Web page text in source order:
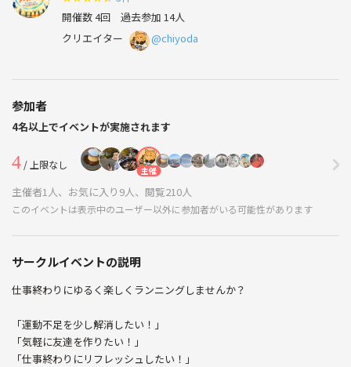
開催数 4回 過去参加 14人
クリエイター
@chiyoda
参加者
4名以上でイベントが実施されます
4 / 上限なし 主催
主催者1人、お気に入り9人、閲覧210人
このイベントは表示中のユーザー以外に参加者がいる可能性があります
サークルイベントの説明
仕事終わりにゆるく楽しくランニングしませんか？
「運動不足を少し解消したい！」
「気軽に友達を作りたい！」
「仕事終わりにリフレッシュしたい！」